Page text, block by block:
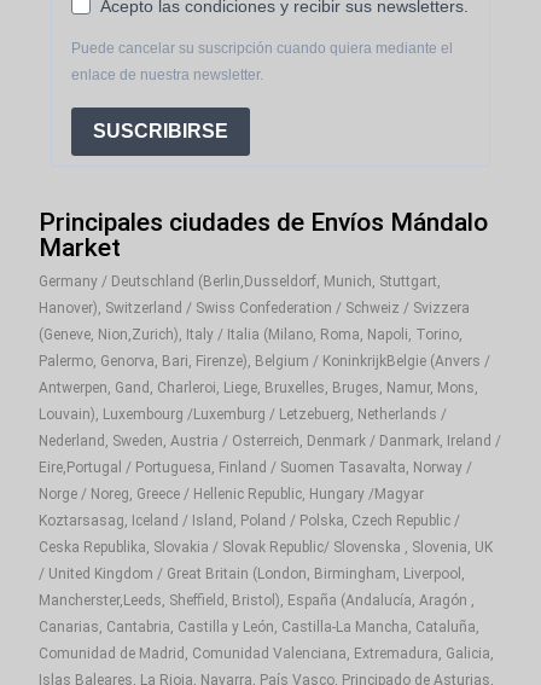
03/01/2023
Como añoraba una arepita con diablito
aqui en Europa!
Debesaccederpara publicar una valoración.
Acepto las condiciones y recibir sus newsletters.
Puede cancelar su suscripción cuando quiera mediante el
enlace de nuestra newsletter.
SUSCRIBIRSE
Principales ciudades de Envíos Mándalo
Market
Germany / Deutschland (Berlin,Dusseldorf, Munich, Stuttgart,
Hanover), Switzerland / Swiss Confederation / Schweiz / Svizzera
(Geneve, Nion,Zurich), Italy / Italia (Milano, Roma, Napoli, Torino,
Palermo, Genorva, Bari, Firenze), Belgium / KoninkrijkBelgie (Anvers /
Antwerpen, Gand, Charleroi, Liege, Bruxelles, Bruges, Namur, Mons,
Louvain), Luxembourg /Luxemburg / Letzebuerg, Netherlands /
Nederland, Sweden, Austria / Osterreich, Denmark / Danmark, Ireland /
Eire,Portugal / Portuguesa, Finland / Suomen Tasavalta, Norway /
Norge / Noreg, Greece / Hellenic Republic, Hungary /Magyar
Koztarsasag, Iceland / Island, Poland / Polska, Czech Republic /
Ceska Republika, Slovakia / Slovak Republic/ Slovenska , Slovenia, UK
/ United Kingdom / Great Britain (London, Birmingham, Liverpool,
Mancherster,Leeds, Sheffield, Bristol), España (Andalucía, Aragón ,
Canarias, Cantabria, Castilla y León, Castilla-La Mancha, Cataluña,
Comunidad de Madrid, Comunidad Valenciana, Extremadura, Galicia,
Islas Baleares, La Rioja, Navarra, País Vasco, Principado de Asturias,